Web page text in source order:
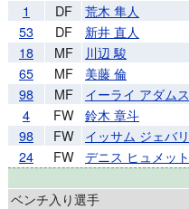
1
DF 荒木 隼人
53
DF 新井 直人
18
MF 川辺 駿
65
MF 美藤 倫
98
MF イーライ アダムス
4
FW 鈴木 章斗
98
FW イッサム ジェバリ
24
FW デニス ヒュメット
ベンチ入り選手